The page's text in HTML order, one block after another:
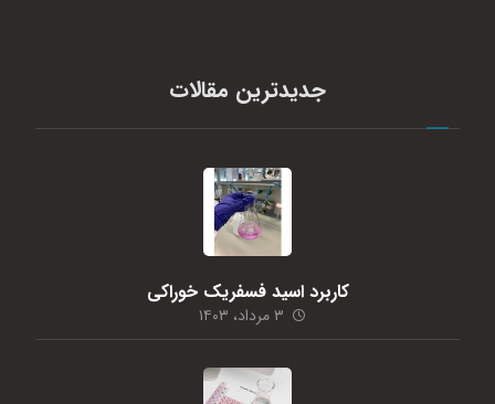
جدیدترین مقالات
کاربرد اسید فسفریک خوراکی
۳ مرداد، ۱۴۰۳